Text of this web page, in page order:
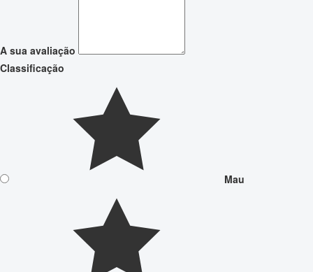
A sua avaliação
Classificação
Mau